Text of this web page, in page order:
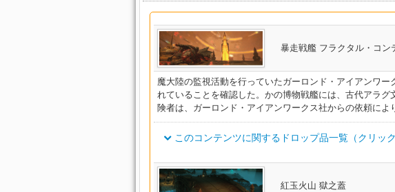
暴走戦艦 フラクタル・コン
魔大陸の監視活動を行っていたガーロンド・アイアンワ
れていることを確認した。かの博物戦艦には、古代アラ
険者は、ガーロンド・アイアンワークス社からの依頼によ
このコンテンツに関するドロップ品一覧（クリック
アイテム名
紅玉火山 獄之蓋